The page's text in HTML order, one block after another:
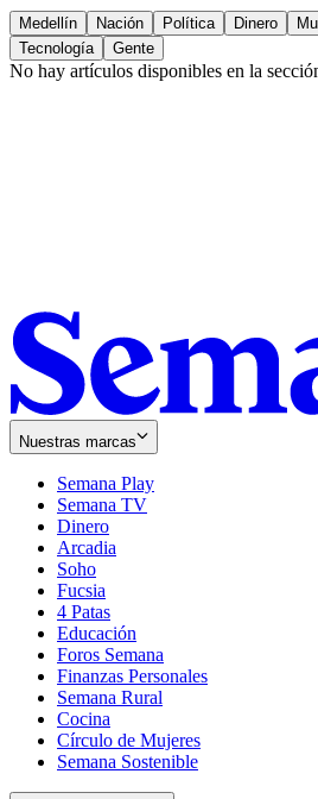
Medellín Nación Política Dinero
Tecnología
Gente
No hay artículos disponibles en la
Nuestras marcas
Semana Play
Semana TV
Dinero
Arcadia
Soho
in
new
window
Fucsia
in
new
window
4 Patas
Educación
Foros Semana
Finanzas Personales
Semana Rural
Cocina
Círculo de Mujeres
Semana Sostenible